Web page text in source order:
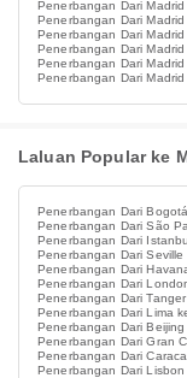
Penerbangan Dari
Penerbangan Dari
Penerbangan Dari Madrid
Penerbangan Dari
Penerbangan Dari
Penerbangan Dari Madrid
Laluan Popular ke
Penerbangan Dari
Penerbangan Dari São
Penerbangan Dari
Penerbangan Dari Seville
Penerbangan Dari
Penerbangan Dari
Penerbangan Dari
Penerbangan Dari Lima
Penerbangan Dari Beijing
Penerbangan Dari Gran
Penerbangan Dari
Penerbangan Dari Lisbon